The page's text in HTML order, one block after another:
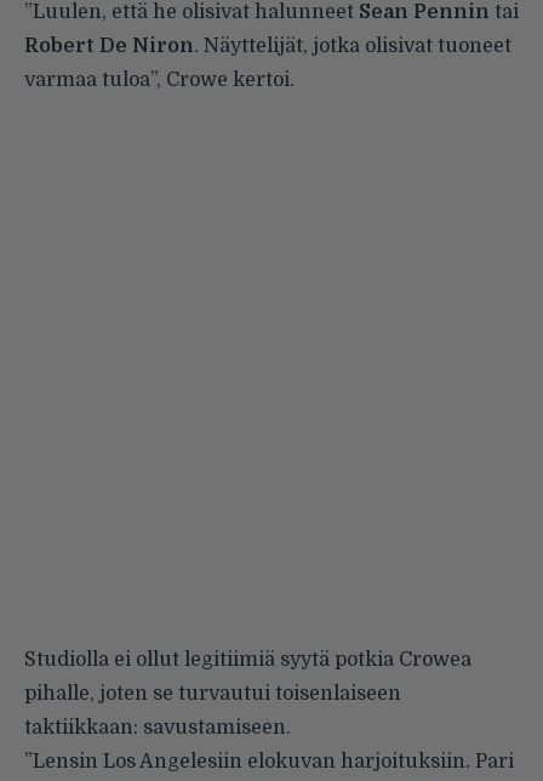
”Luulen, että he olisivat halunneet Sean Pennin tai
Robert De Niron. Näyttelijät, jotka olisivat tuoneet
varmaa tuloa”, Crowe kertoi.
Studiolla ei ollut legitiimiä syytä potkia Crowea
pihalle, joten se turvautui toisenlaiseen
taktiikkaan: savustamiseen.
”Lensin Los Angelesiin elokuvan harjoituksiin. Pari